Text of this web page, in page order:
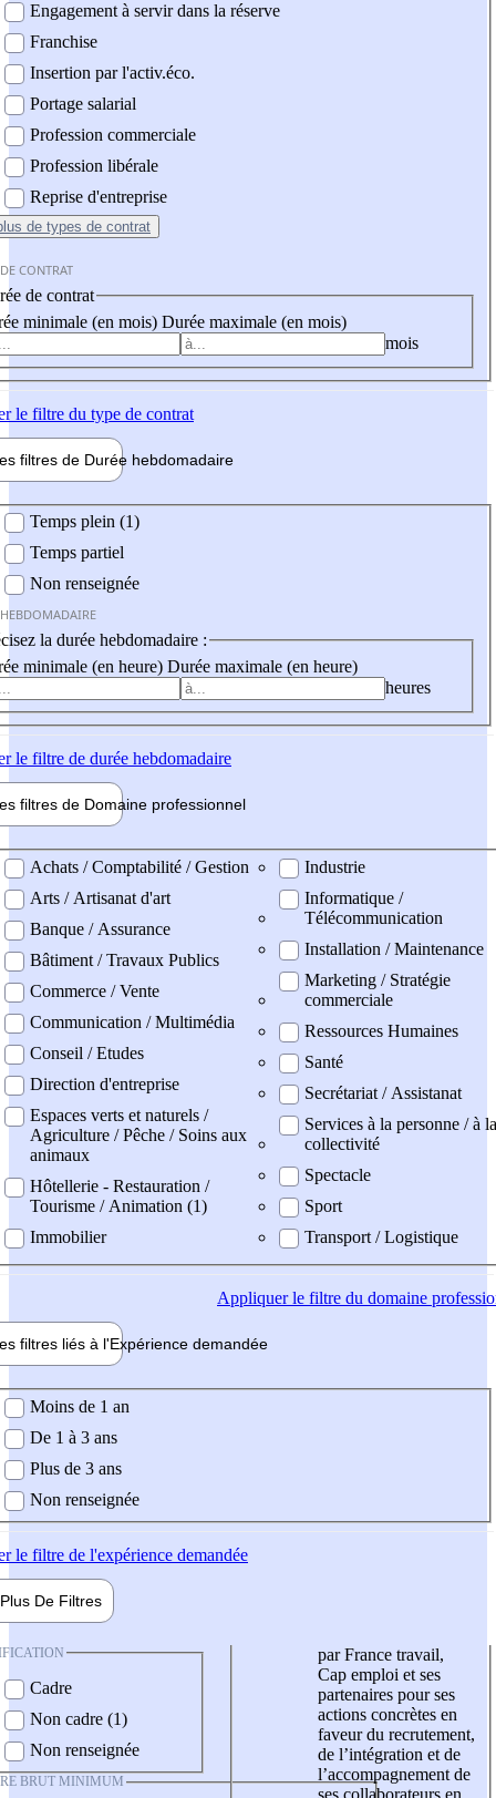
Engagement à servir dans la réserve
Franchise
Insertion par l'activ.éco.
Portage salarial
Profession commerciale
Profession libérale
Reprise d'entreprise
de types de contrat
CONTRAT
de contrat
minimale (en mois) Durée maximale (en mois)
mois
le filtre du type de contrat
filtres de Durée hebdomadaire
Temps plein (1)
Temps partiel
Non renseignée
la durée hebdomadaire :
minimale (en heure) Durée maximale (en heure)
heures
le filtre de durée hebdomadaire
filtres de Domaine professionnel
professionel
Achats / Comptabilité / Gestion
Arts / Artisanat d'art
Banque / Assurance
Bâtiment / Travaux Publics
Commerce / Vente
Communication / Multimédia
Conseil / Etudes
Direction d'entreprise
Espaces verts et naturels /
Agriculture / Pêche / Soins aux
animaux
Hôtellerie - Restauration /
Tourisme / Animation (1)
Immobilier
Industrie
Informatique /
Télécommunication
Installation / Maintenance
Marketing / Stratégie
commerciale
Ressources Humaines
Santé
Secrétariat / Assistanat
Services à la personne / à la
collectivité
Spectacle
Sport
Transport / Logistique
Appliquerle filtre du domaine
filtres liés à l'Expérience demandée
demandée
Moins de 1 an
De 1 à 3 ans
Plus de 3 ans
Non renseignée
le filtre de l'expérience demandée
Plus De Filtres
Cadre
Non cadre (1)
Non renseignée
BRUT MINIMUM
par France travail,
Cap emploi et ses
partenaires pour ses
actions concrètes en
faveur du recrutement,
de l’intégration et de
l’accompagnement de
ses collaborateurs en